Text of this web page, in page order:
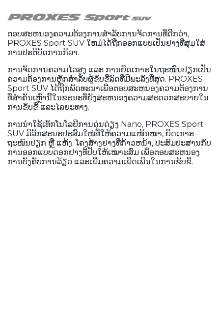
ຕອບ​ສະ​ຫນອງ​ຄວາມ​ຕ້ອງ​ການ​ສໍາ​ລັບ​ການ​ຈັດ​ການ​ທີ່​ດີກ​ວ່າ​,
PROXES Sport SUV ໃຫມ່​ໄດ້​ຖືກ​ອອກ​ແບບ​ເປັນ​ຢາງ​ທີ່​ສຸມ​ໃສ່​
ການ​ປະ​ຕິ​ບັດ​ການ​ກິ​ລາ​.
ການຈັດການຄວາມໄວສູງ ແລະ ການຍຶດເກາະໃນຖະໜົນປຽກເປັນ
ຄວາມຕ້ອງການຫຼັກສໍາລັບຜູ້ຂັບຂີ່ລົດທີ່ມີພະລັງທີ່ສຸດ. PROXES
Sport SUV ໄດ້ຖືກພັດທະນາເພື່ອຕອບສະຫນອງຄວາມຕ້ອງການ
ທີ່ສໍາຄັນເຫຼົ່ານີ້ໃນຂະນະທີ່ຍັງສະຫນອງຄວາມສະດວກສະບາຍໃນ
ການຂັບຂີ່ ແລະໄລຍະທາງ.
ການນຳໃຊ້ເທັກໂນໂລຍີການດຸ່ນດ່ຽງ Nano, PROXES Sport
SUV ມີລັກສະນະປະສົມໃໝ່ທີ່ໃຫ້ຄວາມແໜ້ນໜາ, ຍຶດເກາະ
ຖະໜົນປຽກ ຫຼື ແຫ້ງ. ໂຄງສ້າງຢາງທີ່ກ້າວຫນ້າ, ປະສົມປະສານກັບ
ການອອກແບບດອກຢາງທີ່ປັບໃຫ້ເໝາະສົມ ເພື່ອຕອບສະຫນອງ
ການບັງຄັບການລ້ຽວ ແລະເພີ່ມຄວາມເພີດເພີນໃນການຂັບຂີ່.